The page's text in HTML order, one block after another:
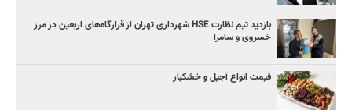
بازدید تیم نظارت HSE شهرداری تهران از قرارگاه‌های اربعین در مرز
خسروی و سامرا
قیمت انواع آجیل و خشکبار